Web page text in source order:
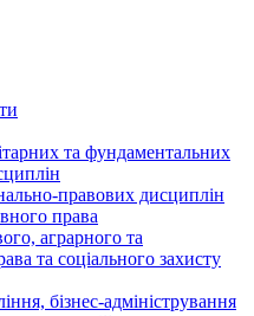
та фундаментальних
правових дисциплін
права
аграрного та
та соціального захисту
бізнес-адміністрування